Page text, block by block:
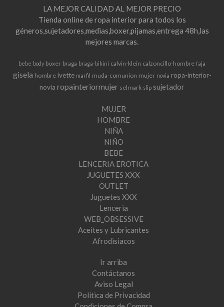
LA MEJOR CALIDAD AL MEJOR PRECIO
Tienda online de ropa interior para todos los
géneros,sujetadores,medias,boxer,pijamas,entrega 48h,las
mejores marcas.
bebe body boxer braga braga-bikini calvin-klein calzoncillo-hombre faja
gisela hombre ivette marfil muda-comunion mujer novia ropa-interior-
novia ropainteriormujer selmark slip sujetador
MUJER
HOMBRE
NIÑA
NIÑO
BEBE
LENCERIA EROTICA
JUGUETES XXX
OUTLET
Juguetes XXX
Lenceria
WEB_OBSESSIVE
Aceites y Lubricantes
Afrodisiacos
Ir arriba
Contáctanos
Aviso Legal
Política de Privacidad